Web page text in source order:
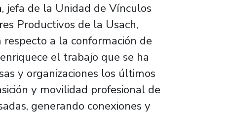
jefa de la Unidad de Vínculos
Productivos de la Usach,
a la conformación de
el trabajo que se ha
y organizaciones los últimos
y movilidad profesional de
generando conexiones y